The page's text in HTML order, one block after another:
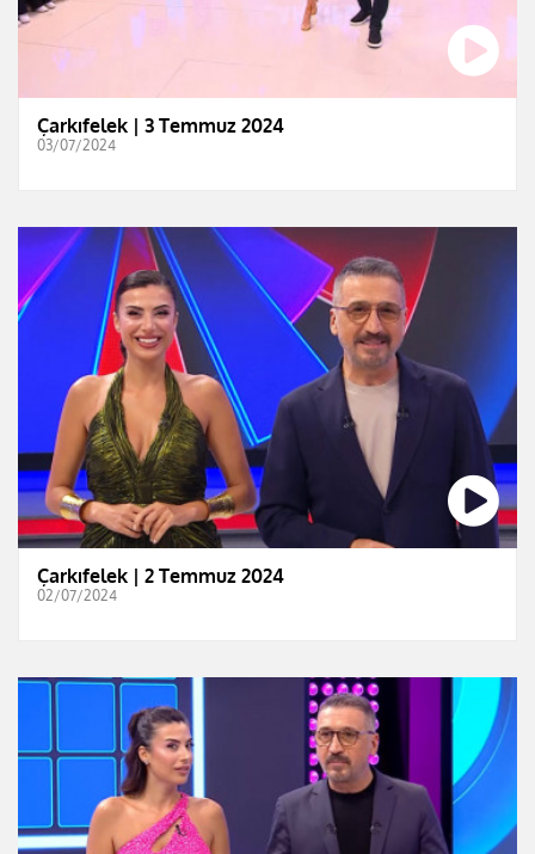
Çarkıfelek | 3 Temmuz 2024
03/07/2024
Çarkıfelek | 2 Temmuz 2024
02/07/2024